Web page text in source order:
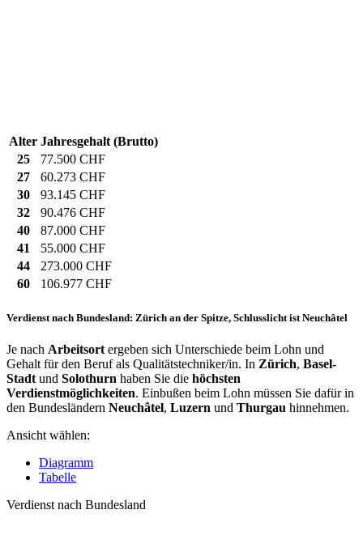
Alter Jahresgehalt (Brutto)
25
77.500 CHF
27
60.273 CHF
30
93.145 CHF
32
90.476 CHF
40
87.000 CHF
41
55.000 CHF
44
273.000 CHF
60
106.977 CHF
Verdienst nach Bundesland: Zürich an der Spitze, Schlusslicht ist Neuchâtel
Je nach Arbeitsort ergeben sich Unterschiede beim Lohn und
Gehalt für den Beruf als Qualitätstechniker/in. In Zürich, Basel-
Stadt und Solothurn haben Sie die höchsten
Verdienstmöglichkeiten. Einbußen beim Lohn müssen Sie dafür in
den Bundesländern Neuchâtel, Luzern und Thurgau hinnehmen.
Ansicht wählen:
Diagramm
Tabelle
Verdienst nach Bundesland